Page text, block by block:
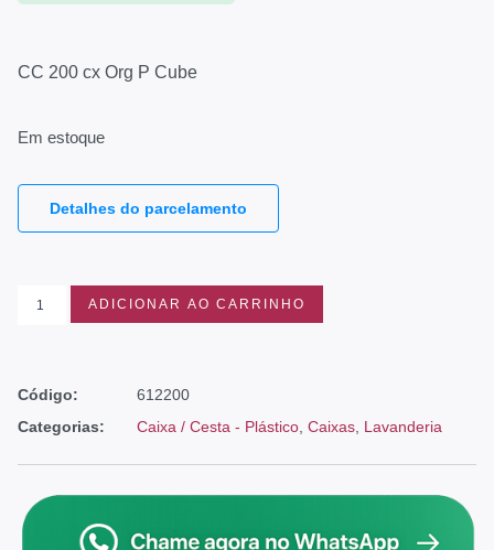
CC 200 cx Org P Cube
Em estoque
Detalhes do parcelamento
ADICIONAR AO CARRINHO
Código:
612200
Categorias:
Caixa / Cesta - Plástico Caixas Lavanderia